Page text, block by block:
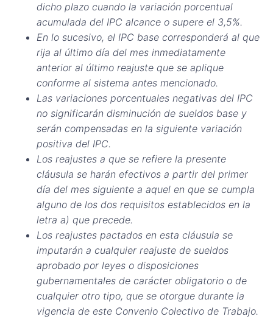
dicho plazo cuando la variación porcentual
acumulada del IPC alcance o supere el 3,5%.
En lo sucesivo, el IPC base corresponderá al que
rija al último día del mes inmediatamente
anterior al último reajuste que se aplique
conforme al sistema antes mencionado.
Las variaciones porcentuales negativas del IPC
no significarán disminución de sueldos base y
serán compensadas en la siguiente variación
positiva del IPC.
Los reajustes a que se refiere la presente
cláusula se harán efectivos a partir del primer
día del mes siguiente a aquel en que se cumpla
alguno de los dos requisitos establecidos en la
letra a) que precede.
Los reajustes pactados en esta cláusula se
imputarán a cualquier reajuste de sueldos
aprobado por leyes o disposiciones
gubernamentales de carácter obligatorio o de
cualquier otro tipo, que se otorgue durante la
vigencia de este Convenio Colectivo de Trabajo.